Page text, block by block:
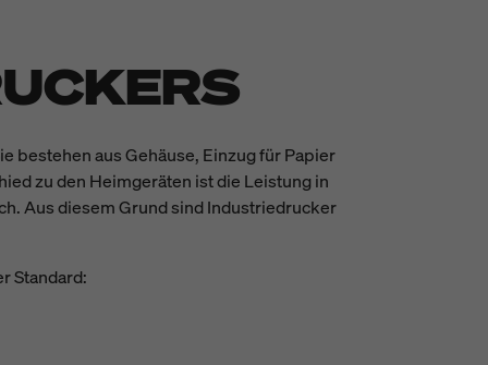
bestehen aus Gehäuse, Einzug für Papier
zu den Heimgeräten ist die Leistung in
Aus diesem Grund sind Industriedrucker
Standard: